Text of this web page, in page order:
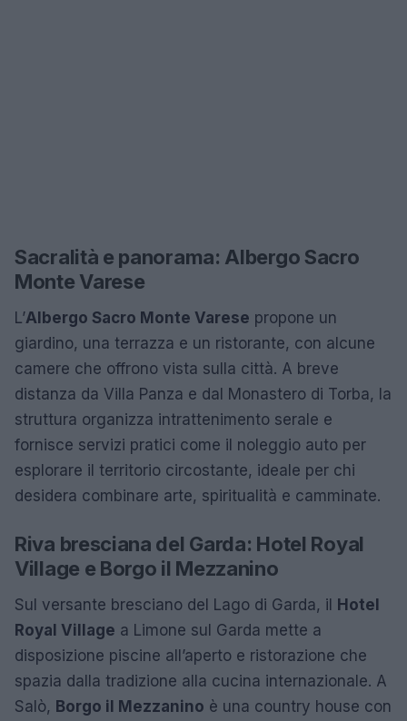
Sacralità e panorama: Albergo Sacro
Monte Varese
L’Albergo Sacro Monte Varese propone un
giardino, una terrazza e un ristorante, con alcune
camere che offrono vista sulla città. A breve
distanza da Villa Panza e dal Monastero di Torba, la
struttura organizza intrattenimento serale e
fornisce servizi pratici come il noleggio auto per
esplorare il territorio circostante, ideale per chi
desidera combinare arte, spiritualità e camminate.
Riva bresciana del Garda: Hotel Royal
Village e Borgo il Mezzanino
Sul versante bresciano del Lago di Garda, il
Hotel
Royal Village a Limone sul Garda mette a
disposizione piscine all’aperto e ristorazione che
spazia dalla tradizione alla cucina internazionale. A
Salò, Borgo il Mezzanino è una country house con